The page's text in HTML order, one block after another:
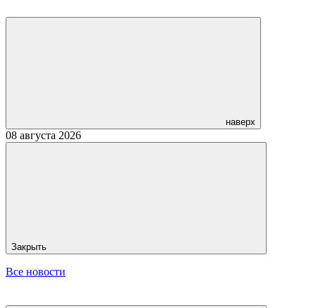
наверх
08 августа 2026
Закрыть
Все новости